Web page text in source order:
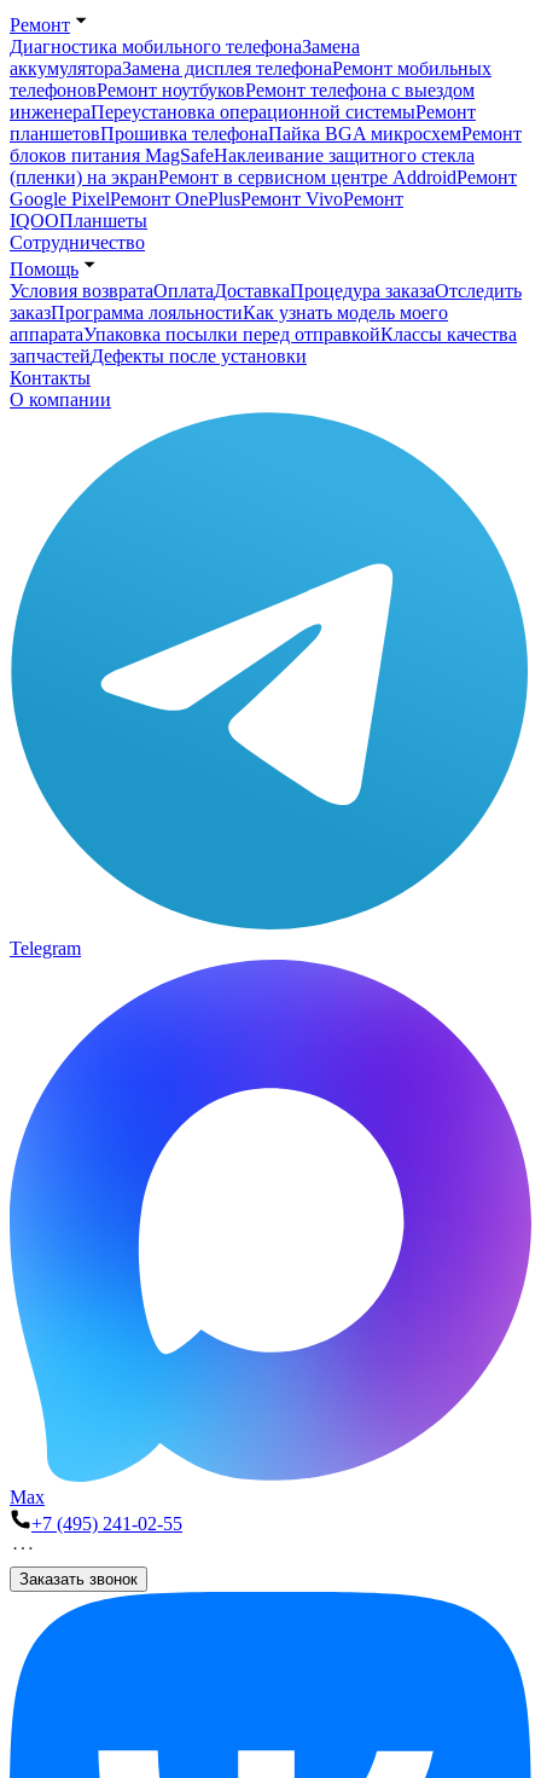
Ремонт
Диагностика мобильного телефонаЗамена
аккумулятораЗамена дисплея телефонаРемонт мобильных
телефоновРемонт ноутбуковРемонт телефона с выездом
инженераПереустановка операционной системыРемонт
планшетовПрошивка телефонаПайка BGA микросхемРемонт
блоков питания MagSafeНаклеивание защитного стекла
(пленки) на экранРемонт в сервисном центре AddroidРемонт
Google PixelРемонт OnePlusРемонт VivoРемонт
IQOOПланшеты
Сотрудничество
Помощь
Условия возвратаОплатаДоставкаПроцедура заказаОтследить
заказПрограмма лояльностиКак узнать модель моего
аппаратаУпаковка посылки перед отправкойКлассы качества
запчастейДефекты после установки
Контакты
О компании
Telegram
Max
+7 (495) 241-02-55
Заказать звонок